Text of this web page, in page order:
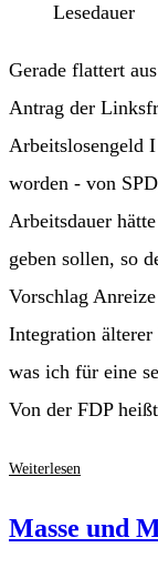
Lesedauer
Gerade flattert
Antrag der
Arbeitslosengeld
worden - von
Arbeitsdauer
geben sollen, so
Vorschlag
Integration
was ich für eine
Von der FDP
Weiterlesen
–
Masse und